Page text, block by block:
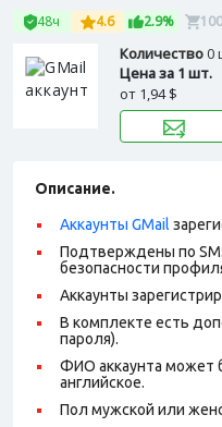
48ч 4.6 2.9%
Количество0
Цена за 1 шт.
от 1,94 $
Описание.
Аккаунты GMail
Подтверждены по
безопасности
Аккаунты
В комплекте есть
пароля).
ФИО аккаунта может
английское.
Пол мужской или